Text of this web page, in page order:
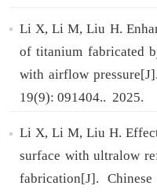
Li X, Li M, Liu H.
of titanium fabricated
with airflow
19(9): 091404.. 2025.
Li X, Li M, Liu H.
surface with ultralow
fabrication[J].